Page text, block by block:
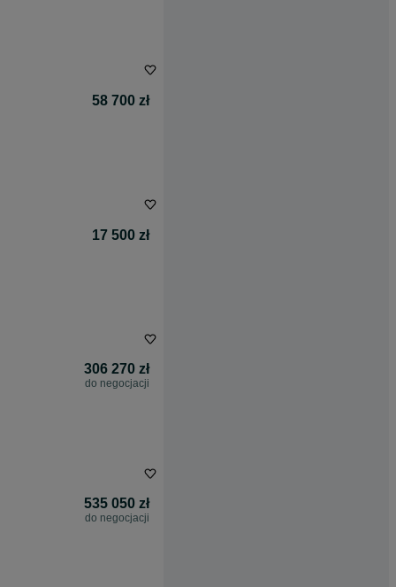
58 700 zł
17 500 zł
306 270 zł
do negocjacji
535 050 zł
do negocjacji